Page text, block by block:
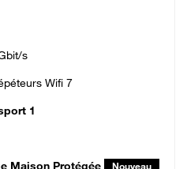
s
Wifi 7
1
Maison Protégée Nouveau